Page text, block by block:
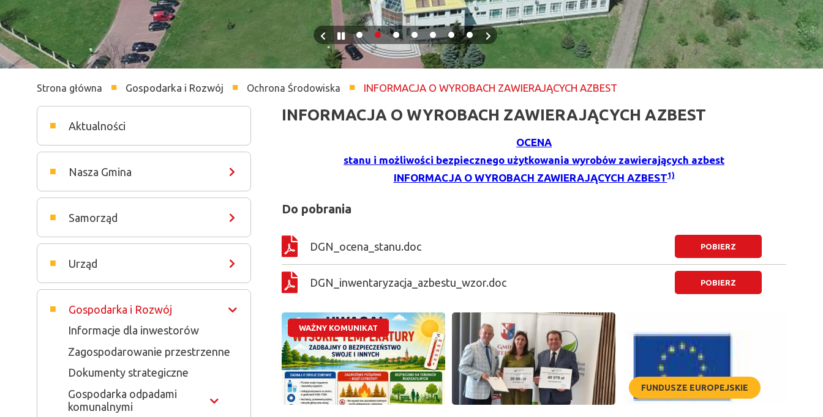
Pause
Previous
slide
Next
slide
Ścieżka
nawigacyjna
Strona główna Gospodarka i Rozwój Ochrona Środowiska INFORMACJA O WYROBACH ZAWIERAJĄCYCH AZBEST
Aktualności
Nasza Gmina
Samorząd
Urząd Show
Gospodarka i Rozwój
Show
Informacje dla inwestorów
Zagospodarowanie przestrzenne
Dokumenty strategiczne
Gospodarka odpadami
komunalnymi
INFORMACJA O WYROBACH ZAWIERAJĄCYCH AZBEST
OCENA
stanu i możliwości bezpiecznego użytkowania wyrobów zawierających azbest
INFORMACJA O WYROBACH ZAWIERAJĄCYCH AZBEST1)
Do pobrania
DGN_ocena_stanu.doc
DGN_inwentaryzacja_azbestu_wzor.doc
WAŻNY KOMUNIKAT
FUNDUSZE EUROPEJSKIE